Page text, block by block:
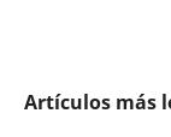
Artículos más